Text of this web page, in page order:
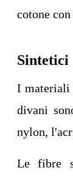
cotone
Sintetici
I materiali
divani
nylon,
Le fibre